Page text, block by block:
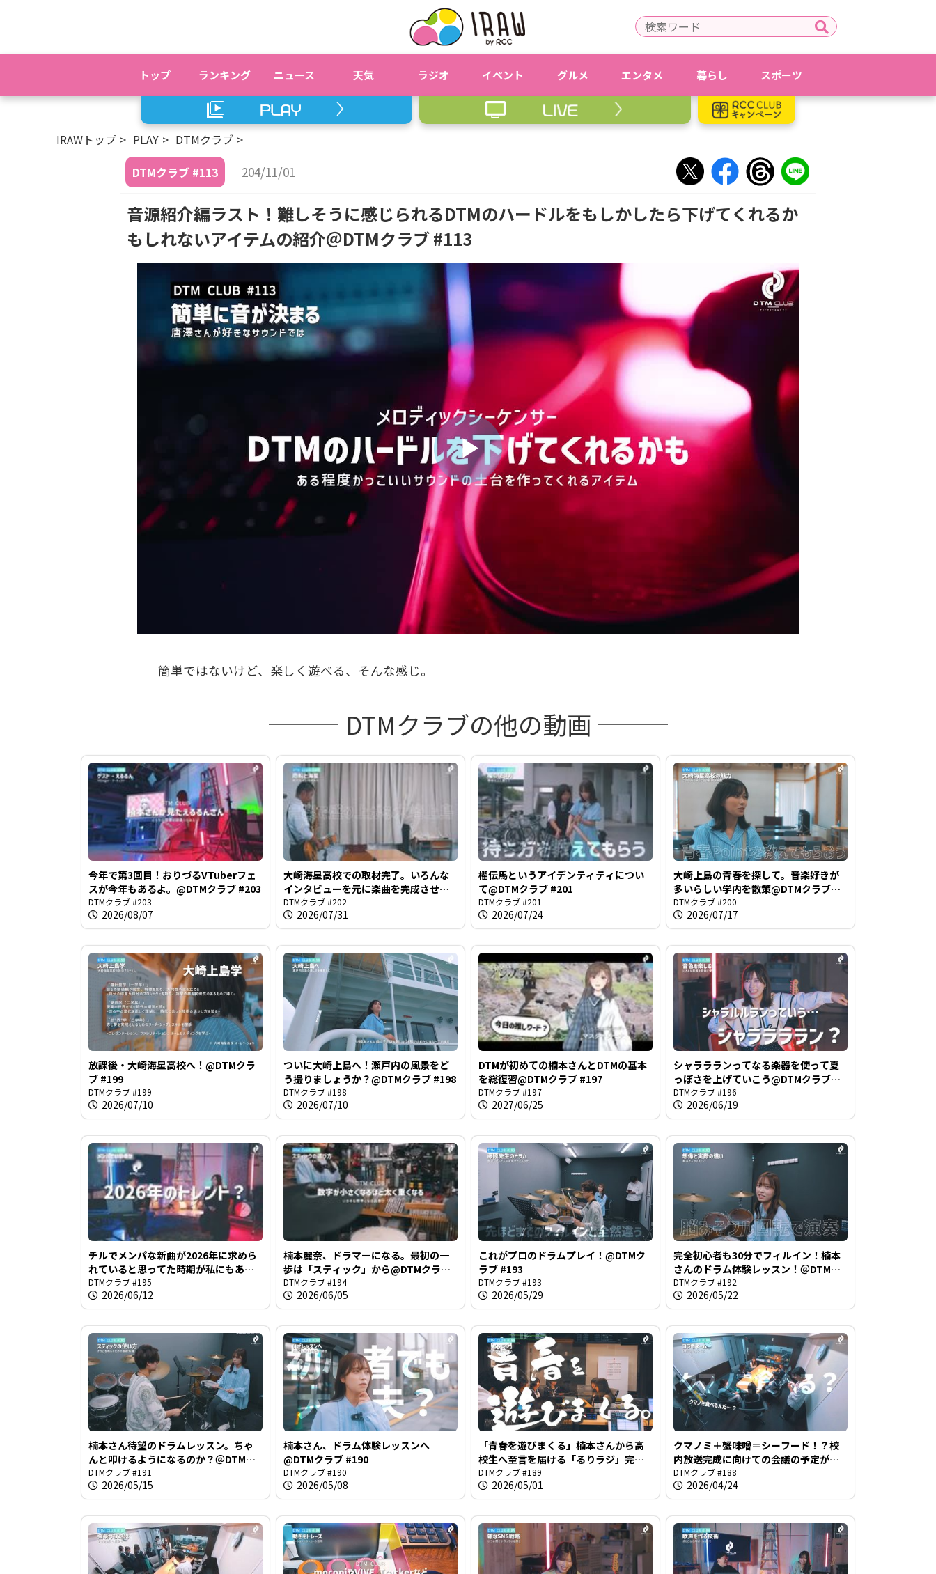
トップ ランキング ニュース 天気 ラジオ イベント グルメ エンタメ 暮らし スポーツ
IRAWトップ PLAY
DTMクラブ
DTMクラブ #113
204/11/01
音源紹介編ラスト！難しそうに感じられるDTMのハードルをもしかしたら下げてくれるか
もしれないアイテムの紹介＠DTMクラブ #113
ビ
デ
オ
再
生
す
る
簡単ではないけど、楽しく遊べる、そんな感じ。
DTMクラブの他の動画
今年で第3回目！おりづるVTuberフェ
スが今年もあるよ。@DTMクラブ #203
DTMクラブ #203
2026/08/07
大崎海星高校での取材完了。いろんな
インタビューを元に楽曲を完成させま
しょうみなさん@DTMクラブ #202
DTMクラブ #202
2026/07/31
櫂伝馬というアイデンティティについ
て@DTMクラブ #201
DTMクラブ #201
2026/07/24
大崎上島の青春を探して。音楽好きが
多いらしい学内を散策@DTMクラブ
#200
DTMクラブ #200
2026/07/17
放課後・大崎海星高校へ！@DTMクラ
ブ #199
DTMクラブ #199
2026/07/10
ついに大崎上島へ！瀬戸内の風景をど
う撮りましょうか？@DTMクラブ #198
DTMクラブ #198
2026/07/10
DTMが初めての楠本さんとDTMの基本
を総復習@DTMクラブ #197
DTMクラブ #197
2027/06/25
シャララランってなる楽器を使って夏
っぽさを上げていこう@DTMクラブ
#196
DTMクラブ #196
2026/06/19
チルでメンパな新曲が2026年に求めら
れていると思ってた時期が私にもあり
ました@DTMクラブ #195
DTMクラブ #195
2026/06/12
楠本麗奈、ドラマーになる。最初の一
歩は「スティック」から@DTMクラブ
#194
DTMクラブ #194
2026/06/05
これがプロのドラムプレイ！@DTMク
ラブ #193
DTMクラブ #193
2026/05/29
完全初心者も30分でフィルイン！楠本
さんのドラム体験レッスン！＠DTMク
ラブ #192
DTMクラブ #192
2026/05/22
楠本さん待望のドラムレッスン。ちゃ
んと叩けるようになるのか？＠DTMク
ラブ #191
DTMクラブ #191
2026/05/15
楠本さん、ドラム体験レッスンへ
@DTMクラブ #190
DTMクラブ #190
2026/05/08
「青春を遊びまくる」楠本さんから高
校生へ至言を届ける「るりラジ」完成
＠DTMクラブ
DTMクラブ #189
2026/05/01
クマノミ＋蟹味噌＝シーフード！？校
内放送完成に向けての会議の予定が日
常女子トークのような様相に＠DTMク
ラブ #188
DTMクラブ #188
2026/04/24